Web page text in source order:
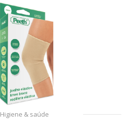
Higiene & saúde